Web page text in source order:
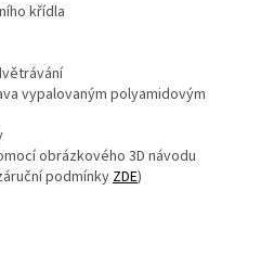
křídla
vypalovaným polyamidovým
obrázkového 3D návodu
podmínky ZDE)